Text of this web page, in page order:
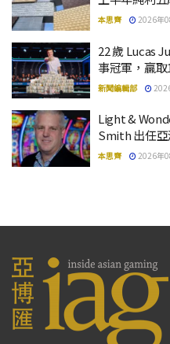
本思齊 2026年
22 歲 Lucas
事冠軍，贏
新聞編輯部
Light &
Smith 出任
本思齊 2026年